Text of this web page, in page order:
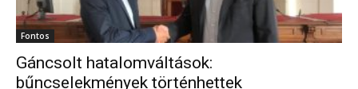
Fontos
Gáncsolt hatalomváltások:
bűncselekmények történhettek